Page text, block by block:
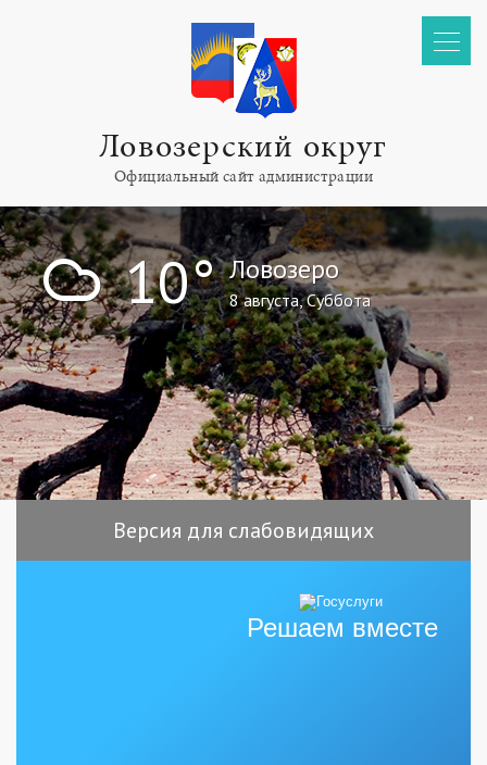
Ловозерский округ
Официальный сайт администрации
! 10° Ловозеро
8 августа, Суббота
Версия для слабовидящих
Решаем вместе